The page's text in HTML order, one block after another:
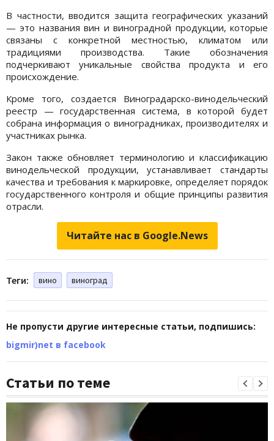
В частности, вводится защита географических указаний
— это названия вин и виноградной продукции, которые
связаны с конкретной местностью, климатом или
традициями производства. Такие обозначения
подчеркивают уникальные свойства продукта и его
происхождение.
Кроме того, создается Виноградарско-винодельческий
реестр — государственная система, в которой будет
собрана информация о виноградниках, производителях и
участниках рынка.
Закон также обновляет терминологию и классификацию
винодельческой продукции, устанавливает стандарты
качества и требования к маркировке, определяет порядок
государственного контроля и общие принципы развития
отрасли.
Читайте нас в Google.News
Теги: вино виноград
Не пропусти другие интересные статьи, подпишись:
bigmir)net в facebook
Статьи по теме